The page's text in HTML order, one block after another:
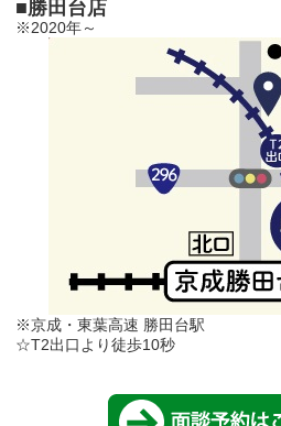
■勝田台店
※2020年～
※京成・東葉高速 勝田台駅
☆T2出口より徒歩10秒